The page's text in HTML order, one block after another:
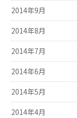
2014年9月
2014年8月
2014年7月
2014年6月
2014年5月
2014年4月